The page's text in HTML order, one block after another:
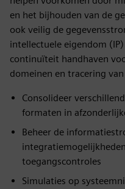
en het bijhouden van de
ook veilig de
intellectuele eigendom
continuïteit handhaven
domeinen en tracering
Consolideer
formaten in
Beheer de
toegangscontroles
Simulaties op